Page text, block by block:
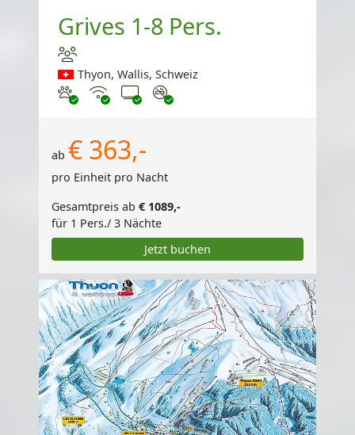
Grives 1-8 Pers.
Thyon, Wallis, Schweiz
Haustiere erlaubt
Internet
TV Nichtraucher
ab € 363,-
pro Einheit pro Nacht
Gesamtpreis ab € 1089,-
für 1 Pers./ 3 Nächte
Jetzt buchen